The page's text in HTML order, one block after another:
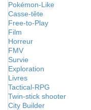
Pokémon-Like
Casse-tête
Free-to-Play
Film
Horreur
FMV
Survie
Exploration
Livres
Tactical-RPG
Twin-stick shooter
City Builder